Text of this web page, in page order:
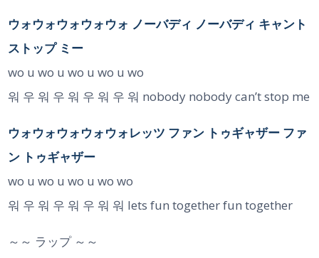
ウォウォウォウォウォ ノーバディ ノーバディ キャント
ストップ ミー
wo u wo u wo u wo u wo
워 우 워 우 워 우 워 우 워 nobody nobody can’t stop me
ウォウォウォウォウォレッツ ファン トゥギャザー ファ
ン トゥギャザー
wo u wo u wo u wo wo
워 우 워 우 워 우 워 워 lets fun together fun together
～～ ラップ ～～